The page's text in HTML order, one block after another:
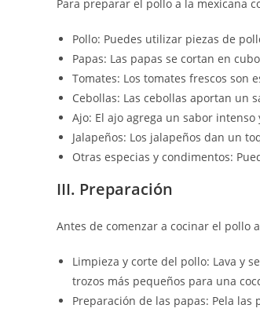
Para preparar el pollo a la mexicana
Pollo: Puedes utilizar piezas de
Papas: Las papas se cortan en
Tomates: Los tomates frescos son
Cebollas: Las cebollas aportan un
Ajo: El ajo agrega un sabor
Jalapeños: Los jalapeños dan un
Otras especias y condimentos:
III. Preparación
Antes de comenzar a cocinar el pollo
Limpieza y corte del pollo: Lava y
trozos más pequeños para una
Preparación de las papas: Pela